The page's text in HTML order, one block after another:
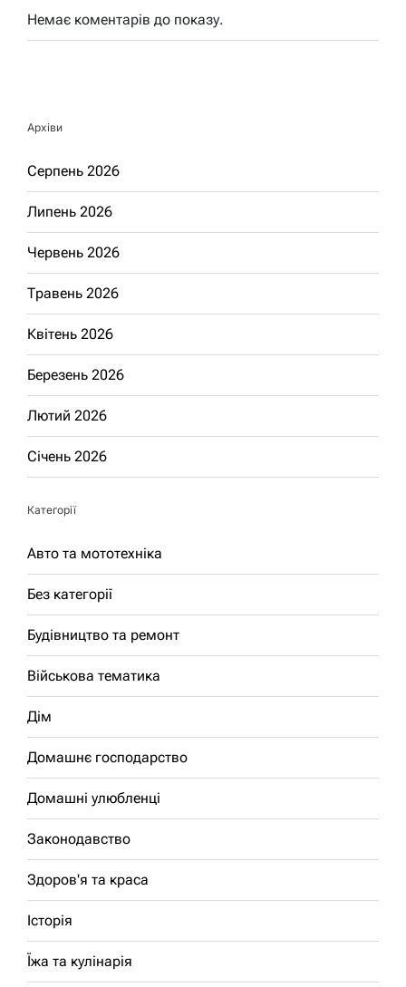
Немає коментарів до показу.
Архіви
Серпень 2026
Липень 2026
Червень 2026
Травень 2026
Квітень 2026
Березень 2026
Лютий 2026
Січень 2026
Категорії
Авто та мототехніка
Без категорії
Будівництво та ремонт
Військова тематика
Дім
Домашнє господарство
Домашні улюбленці
Законодавство
Здоров'я та краса
Історія
Їжа та кулінарія